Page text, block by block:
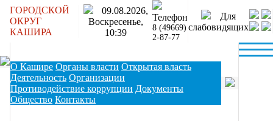
ГОРОДСКОЙ
ОКРУГ
КАШИРА
09.08.2026,
Воскресенье,
10:39
Телефон
8 (49669)
2-87-77
Для
слабовидящих
О Кашире Органы власти Открытая власть
Деятельность Организации
Противодействие коррупции Документы
Общество Контакты